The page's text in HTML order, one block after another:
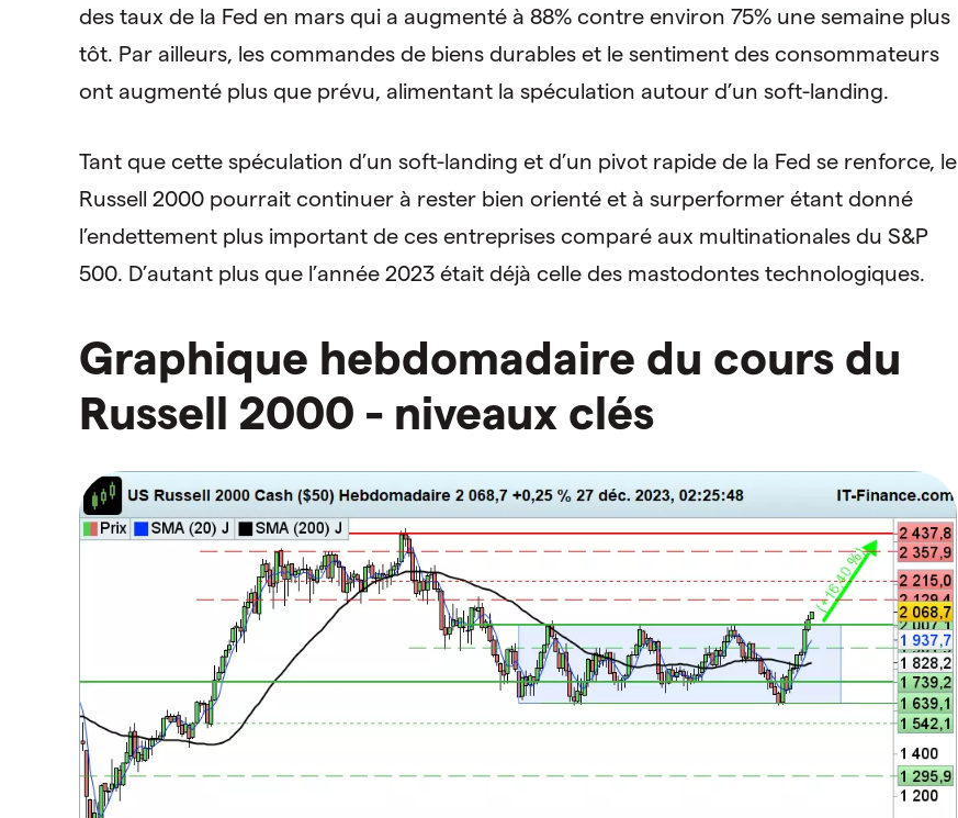
des taux de la Fed en mars qui a augmenté à 88% contre environ 75% une semaine plus
tôt. Par ailleurs, les commandes de biens durables et le sentiment des consommateurs
ont augmenté plus que prévu, alimentant la spéculation autour d’un soft-landing.
Tant que cette spéculation d’un soft-landing et d’un pivot rapide de la Fed se renforce, le
Russell 2000 pourrait continuer à rester bien orienté et à surperformer étant donné
l’endettement plus important de ces entreprises comparé aux multinationales du S&P
500. D’autant plus que l’année 2023 était déjà celle des mastodontes technologiques.
Graphique hebdomadaire du cours du
Russell 2000 - niveaux clés